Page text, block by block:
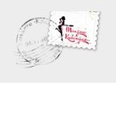
Skoči
na